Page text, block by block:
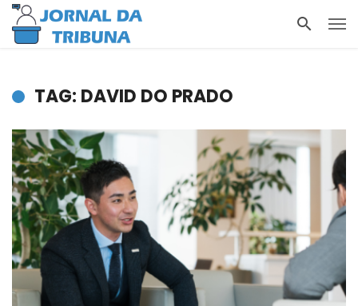
TAG: DAVID DO PRADO